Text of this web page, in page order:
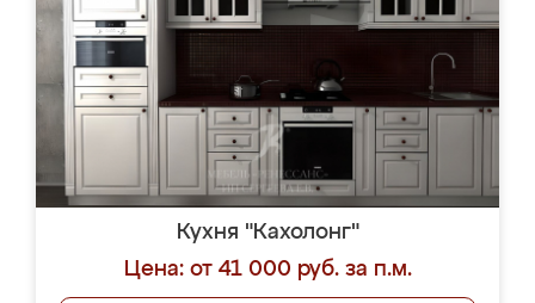
Кухня "Кахолонг"
Цена: от 41 000 руб. за п.м.